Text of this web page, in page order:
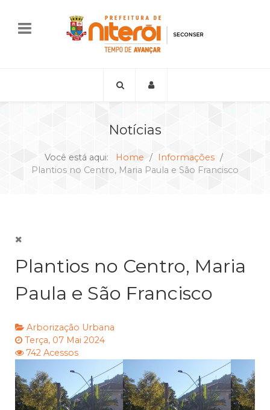
Notícias
Você está aqui: Home
Informações
Plantios no Centro, Maria Paula e São Francisco
Plantios no Centro, Maria
Paula e São Francisco
Arborização Urbana
Terça, 07 Mai 2024
742 Acessos